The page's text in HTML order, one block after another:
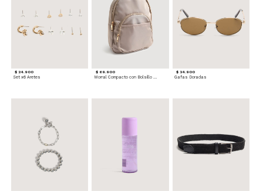
$ 24.900
Set x6 Aretes
$ 69.900
Morral Compacto con Bolsillo Frontal
$ 34.900
Gafas Doradas